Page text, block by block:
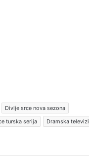
Divlje srce nova sezona
turska serija
Dramska